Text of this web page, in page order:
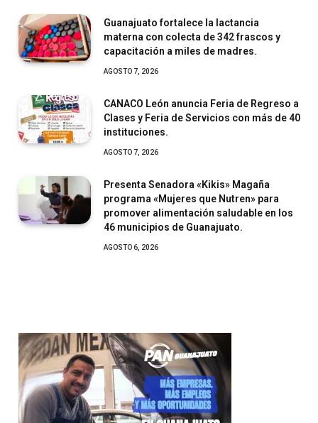
Guanajuato fortalece la lactancia
materna con colecta de 342 frascos y
capacitación a miles de madres.
AGOSTO 7, 2026
CANACO León anuncia Feria de Regreso a
Clases y Feria de Servicios con más de 40
instituciones.
AGOSTO 7, 2026
Presenta Senadora «Kikis» Magaña
programa «Mujeres que Nutren» para
promover alimentación saludable en los
46 municipios de Guanajuato.
AGOSTO 6, 2026